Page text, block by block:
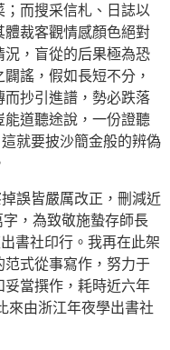
而搜采信札、日誌以
裁客觀情感顏色絕對
，盲從的后果極為恐
謠，假如長短不分，
抄引進譜，勢必跌落
道聽途說，一份證聽
就要披沙簡金般的辨偽
誤皆嚴厲改正，刪減近
，為致敬施蟄存師長
書社印行。我再在此架
式從事寫作，努力于
當撰作，耗時近六年
來由浙江年夜學出書社